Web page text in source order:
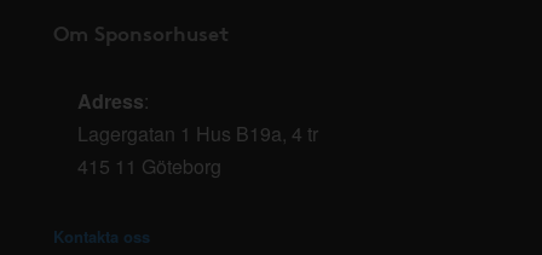
Om Sponsorhuset
Adress:
Lagergatan 1 Hus B19a, 4 tr
415 11 Göteborg
Kontakta oss